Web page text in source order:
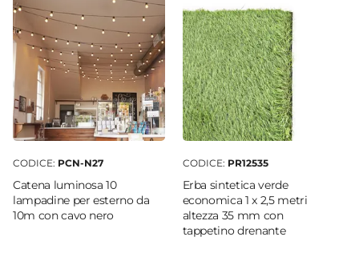
CODICE: PCN-N27
Catena luminosa 10
lampadine per esterno da
10m con cavo nero
CODICE: PR12535
Erba sintetica verde
economica 1 x 2,5 metri
altezza 35 mm con
tappetino drenante